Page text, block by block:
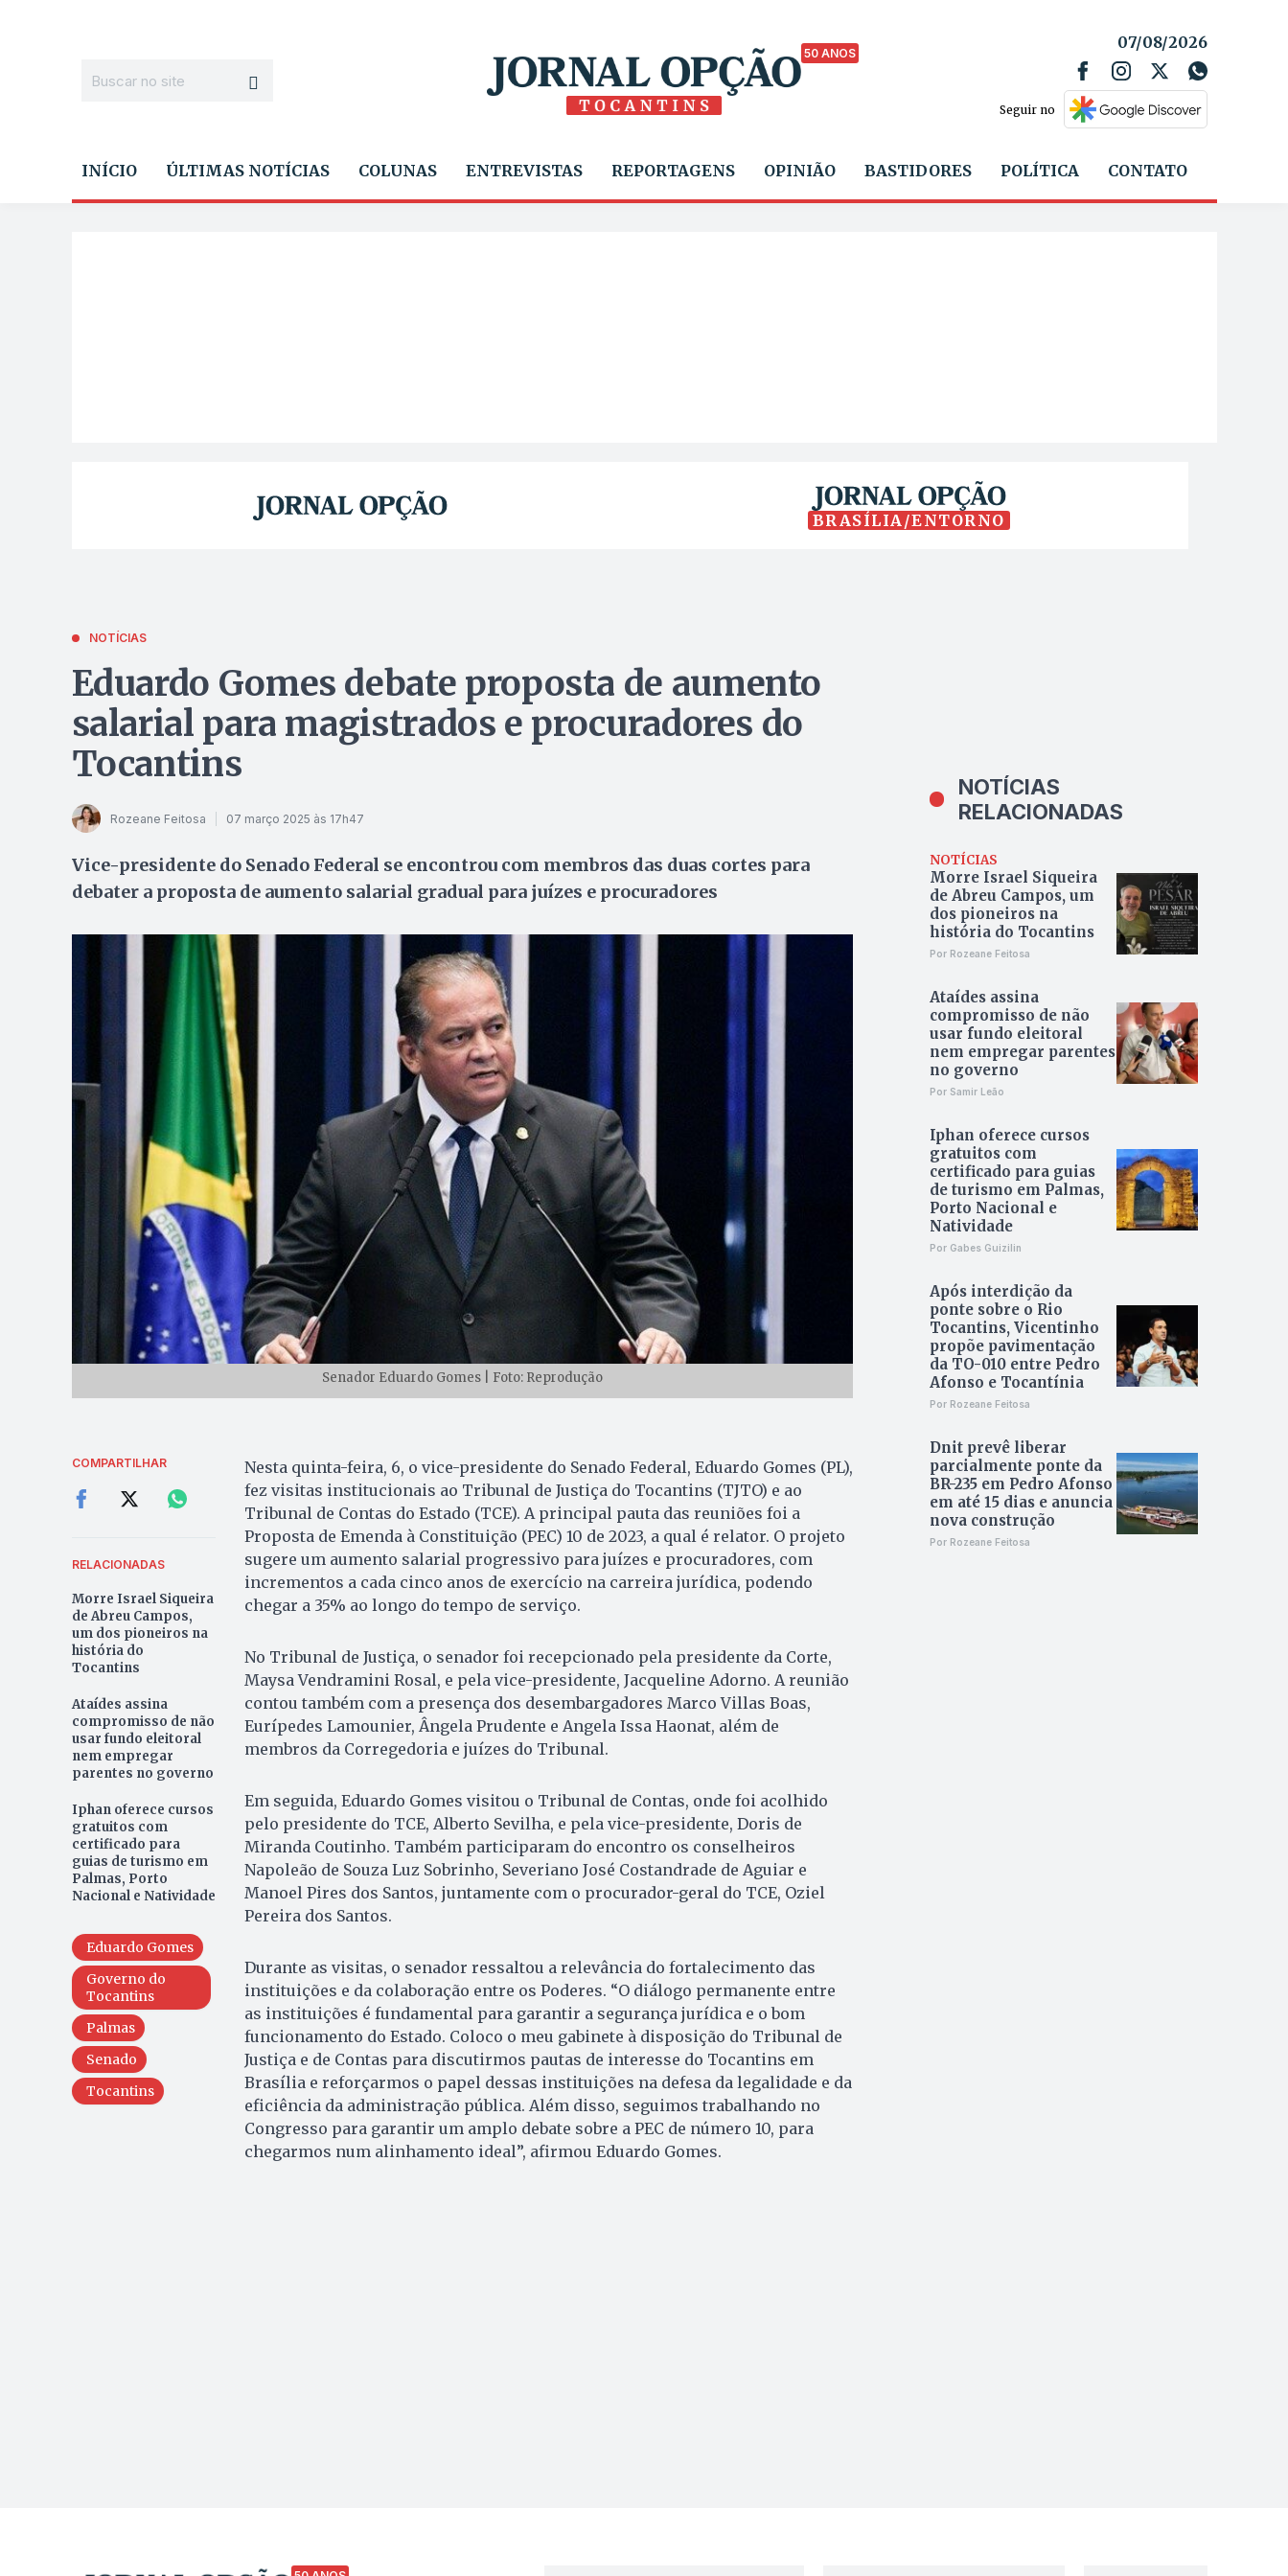
50 ANOS
07/08/2026
Seguir no
INÍCIO ÚLTIMAS NOTÍCIAS COLUNAS ENTREVISTAS REPORTAGENS OPINIÃO BASTIDORES POLÍTICA CONTATO
BRASÍLIA/ENTORNO
NOTÍCIAS
Eduardo Gomes debate proposta de aumento
salarial para magistrados e procuradores do
Tocantins
Rozeane Feitosa 07 março 2025 às 17h47
Vice-presidente do Senado Federal se encontrou com membros das duas cortes para
debater a proposta de aumento salarial gradual para juízes e procuradores
Senador Eduardo Gomes | Foto: Reprodução
COMPARTILHAR
RELACIONADAS
Morre Israel Siqueira
de Abreu Campos,
um dos pioneiros na
história do
Tocantins
Ataídes assina
compromisso de não
usar fundo eleitoral
nem empregar
parentes no governo
Iphan oferece cursos
gratuitos com
certificado para
guias de turismo em
Palmas, Porto
Nacional e Natividade
Eduardo Gomes
Governo do
Tocantins
Palmas
Senado
Tocantins
Nesta quinta-feira, 6, o vice-presidente do Senado Federal, Eduardo Gomes (PL),
fez visitas institucionais ao Tribunal de Justiça do Tocantins (TJTO) e ao
Tribunal de Contas do Estado (TCE). A principal pauta das reuniões foi a
Proposta de Emenda à Constituição (PEC) 10 de 2023, a qual é relator. O projeto
sugere um aumento salarial progressivo para juízes e procuradores, com
incrementos a cada cinco anos de exercício na carreira jurídica, podendo
chegar a 35% ao longo do tempo de serviço.
No Tribunal de Justiça, o senador foi recepcionado pela presidente da Corte,
Maysa Vendramini Rosal, e pela vice-presidente, Jacqueline Adorno. A reunião
contou também com a presença dos desembargadores Marco Villas Boas,
Eurípedes Lamounier, Ângela Prudente e Angela Issa Haonat, além de
membros da Corregedoria e juízes do Tribunal.
Em seguida, Eduardo Gomes visitou o Tribunal de Contas, onde foi acolhido
pelo presidente do TCE, Alberto Sevilha, e pela vice-presidente, Doris de
Miranda Coutinho. Também participaram do encontro os conselheiros
Napoleão de Souza Luz Sobrinho, Severiano José Costandrade de Aguiar e
Manoel Pires dos Santos, juntamente com o procurador-geral do TCE, Oziel
Pereira dos Santos.
Durante as visitas, o senador ressaltou a relevância do fortalecimento das
instituições e da colaboração entre os Poderes. “O diálogo permanente entre
as instituições é fundamental para garantir a segurança jurídica e o bom
funcionamento do Estado. Coloco o meu gabinete à disposição do Tribunal de
Justiça e de Contas para discutirmos pautas de interesse do Tocantins em
Brasília e reforçarmos o papel dessas instituições na defesa da legalidade e da
eficiência da administração pública. Além disso, seguimos trabalhando no
Congresso para garantir um amplo debate sobre a PEC de número 10, para
chegarmos num alinhamento ideal”, afirmou Eduardo Gomes.
NOTÍCIAS
RELACIONADAS
NOTÍCIAS
Morre Israel Siqueira
de Abreu Campos, um
dos pioneiros na
história do Tocantins
Por Rozeane Feitosa
Ataídes assina
compromisso de não
usar fundo eleitoral
nem empregar parentes
no governo
Por Samir Leão
Iphan oferece cursos
gratuitos com
certificado para guias
de turismo em Palmas,
Porto Nacional e
Natividade
Por Gabes Guizilin
Após interdição da
ponte sobre o Rio
Tocantins, Vicentinho
propõe pavimentação
da TO-010 entre Pedro
Afonso e Tocantínia
Por Rozeane Feitosa
Dnit prevê liberar
parcialmente ponte da
BR-235 em Pedro Afonso
em até 15 dias e anuncia
nova construção
Por Rozeane Feitosa